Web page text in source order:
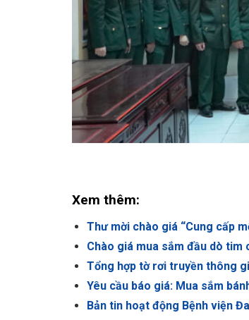
Xem thêm:
Thư mời chào giá “Cung cấp
Chào giá mua sắm đầu dò tim
Tổng hợp tờ rơi truyền thông
Yêu cầu báo giá: Mua sắm
Bản tin hoạt động Bệnh viện